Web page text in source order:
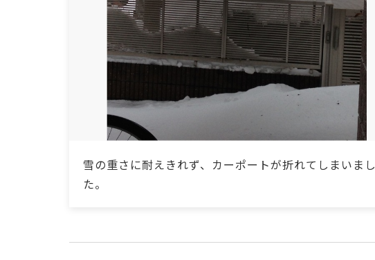
雪の重さに耐えきれず、カーポートが折れてしまいまし
た。